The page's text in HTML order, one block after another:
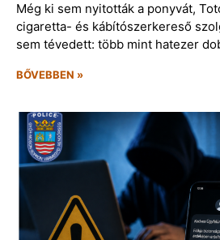
Még ki sem nyitották a ponyvát,
cigaretta- és kábítószerkereső
sem tévedett: több mint hatezer
BŐVEBBEN »